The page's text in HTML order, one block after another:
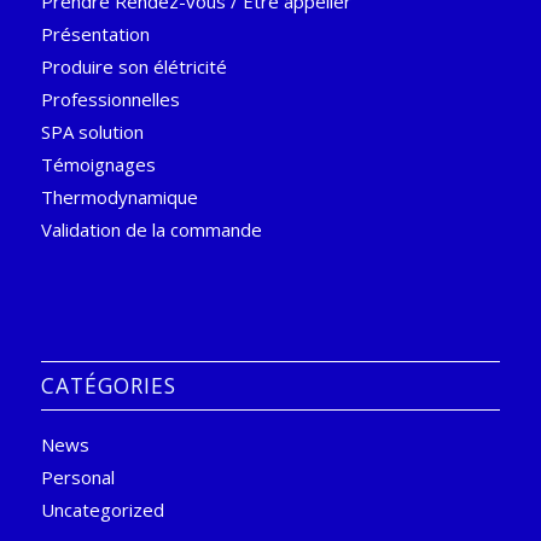
Présentation
Produire son élétricité
Professionnelles
SPA solution
Témoignages
Thermodynamique
Validation de la commande
CATÉGORIES
News
Personal
Uncategorized